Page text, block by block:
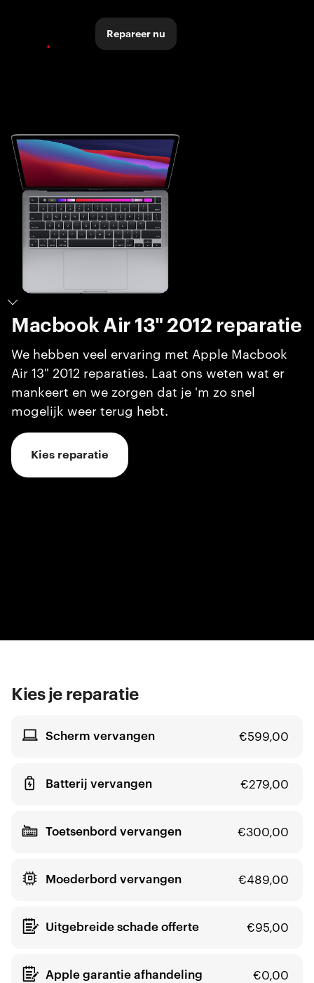
Repareer nu
Macbook Air 13" 2012 reparatie
We hebben veel ervaring met Apple Macbook
Air 13" 2012 reparaties. Laat ons weten wat er
mankeert en we zorgen dat je 'm zo snel
mogelijk weer terug hebt.
Kies reparatie
Kies je reparatie
Scherm vervangen €599,00
Batterij vervangen €279,00
Toetsenbord vervangen €300,00
Moederbord vervangen €489,00
Uitgebreide schade offerte €95,00
Apple garantie afhandeling €0,00